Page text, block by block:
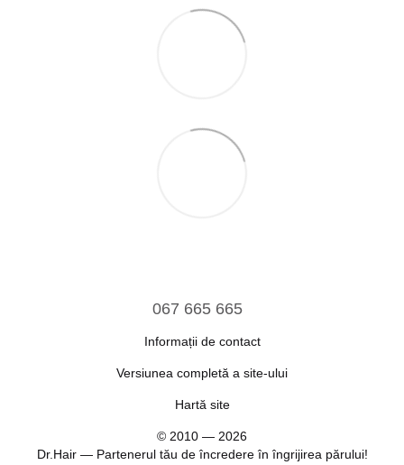
067 665 665
Informații de contact
Versiunea completă a site-ului
Hartă site
© 2010 — 2026
Dr.Hair — Partenerul tău de încredere în îngrijirea părului!